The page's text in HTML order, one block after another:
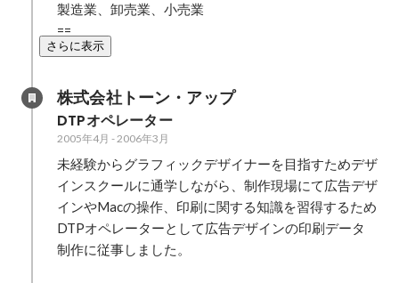
製造業、卸売業、小売業
==
さらに表示
株式会社トーン・アップ
DTPオペレーター
2005年4月 -2006年3月
未経験からグラフィックデザイナーを目指すためデザ
インスクールに通学しながら、制作現場にて広告デザ
インやMacの操作、印刷に関する知識を習得するため
DTPオペレーターとして広告デザインの印刷データ
制作に従事しました。